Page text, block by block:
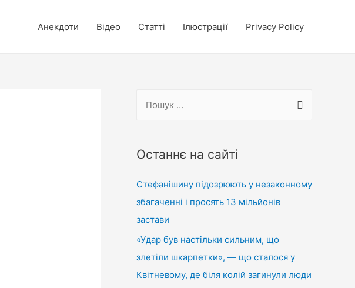
Анекдоти Відео Статті Ілюстрації Privacy Policy
у
:
Останнє на сайті
Стефанішину підозрюють у незаконному
збагаченні і просять 13 мільйонів
застави
«Удар був настільки сильним, що
злетіли шкарпетки», — що сталося у
Квітневому, де біля колій загинули люди